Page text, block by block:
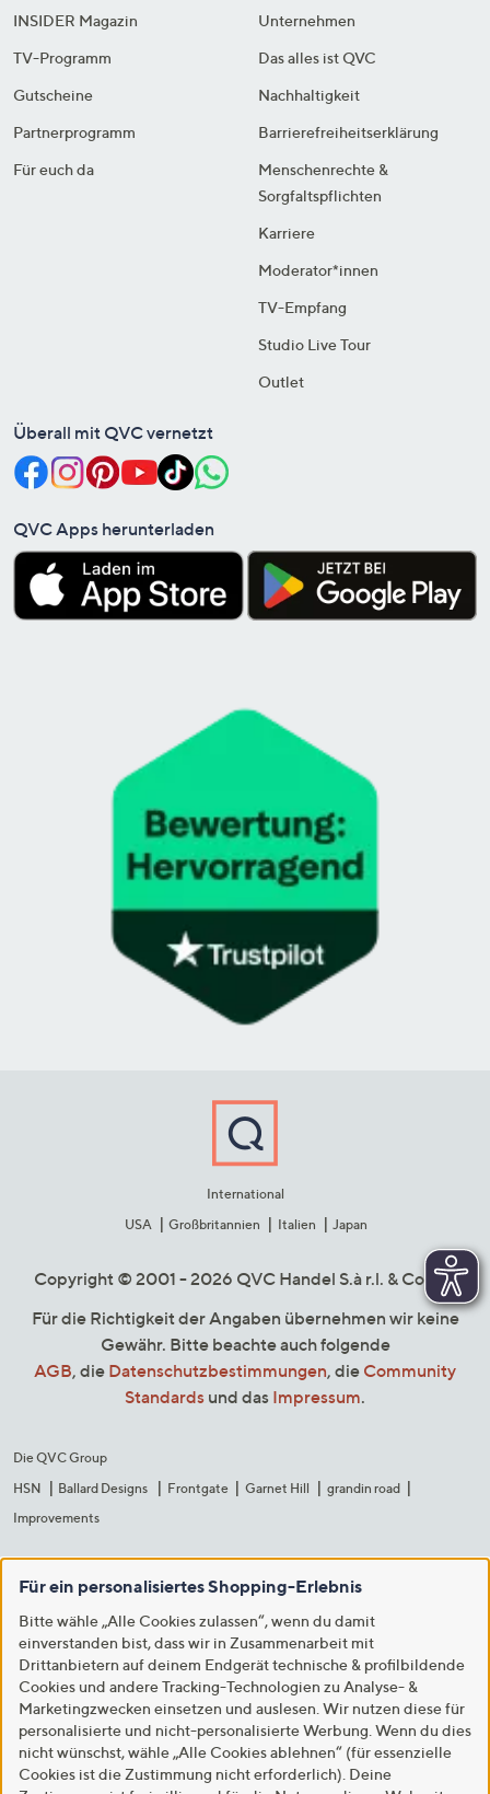
INSIDER Magazin
TV-Programm
Gutscheine
Partnerprogramm
Für euch da
Unternehmen
Das alles ist QVC
Nachhaltigkeit
Barrierefreiheitserklärung
Menschenrechte &
Sorgfaltspflichten
Karriere
Moderator*innen
TV-Empfang
Studio Live Tour
Outlet
Überall mit QVC vernetzt
QVC Apps herunterladen
International
USA
Großbritannien Italien Japan
Copyright © 2001 - 2026 QVC Handel S.à r.l. & Co. KG
Für die Richtigkeit der Angaben übernehmen wir keine
Gewähr. Bitte beachte auch folgende
AGB, die Datenschutzbestimmungen, die Community
Standards und das Impressum.
Die QVC Group
HSN
Ballard Designs Frontgate Garnet Hill
grandin road
Improvements
Für ein personalisiertes Shopping-Erlebnis
Bitte wähle „Alle Cookies zulassen“, wenn du damit
einverstanden bist, dass wir in Zusammenarbeit mit
Drittanbietern auf deinem Endgerät technische & profilbildende
Cookies und andere Tracking-Technologien zu Analyse- &
Marketingzwecken einsetzen und auslesen. Wir nutzen diese für
personalisierte und nicht-personalisierte Werbung. Wenn du dies
nicht wünschst, wähle „Alle Cookies ablehnen“ (für essenzielle
Cookies ist die Zustimmung nicht erforderlich). Deine